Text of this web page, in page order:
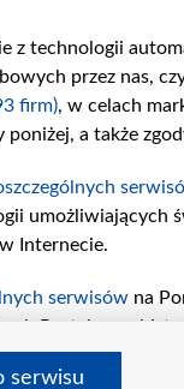
technologii
przez nas,
firm), w celach
a także
Internecie.
serwisów na
Portalu czy
tworzenia
serwisu